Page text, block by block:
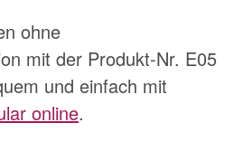
ohne
mit der Produkt-Nr. E05
und einfach mit
online.